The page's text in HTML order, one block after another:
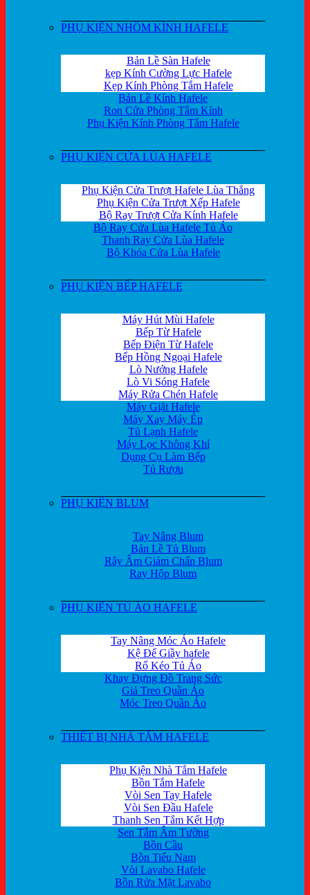
PHỤ KIỆN NHÔM KÍNH HAFELE
Bản Lề Sàn Hafele
kẹp Kính Cường Lực Hafele
Kẹp Kính Phòng Tắm Hafele
Bản Lề Kính Hafele
Ron Cửa Phòng Tắm Kính
Phụ Kiện Kính Phòng Tắm Hafele
PHỤ KIỆN CỬA LÙA HAFELE
Phụ Kiện Cửa Trượt Hafele Lùa Thẳng
Phụ Kiện Cửa Trượt Xếp Hafele
Bộ Ray Trượt Cửa Kính Hafele
Bộ Ray Cửa Lùa Hafele Tủ Áo
Thanh Ray Cửa Lùa Hafele
Bộ Khóa Cửa Lùa Hafele
PHỤ KIỆN BẾP HAFELE
Máy Hút Mùi Hafele
Bếp Từ Hafele
Bếp Điện Từ Hafele
Bếp Hồng Ngoại Hafele
Lò Nướng Hafele
Lò Vi Sóng Hafele
Máy Rửa Chén Hafele
Máy Giặt Hafele
Máy Xay Máy Ép
Tủ Lạnh Hafele
Máy Lọc Không Khí
Dụng Cụ Làm Bếp
Tủ Rượu
PHỤ KIỆN BLUM
Tay Nâng Blum
Bản Lề Tủ Blum
Rây Âm Giảm Chấn Blum
Ray Hộp Blum
PHỤ KIỆN TỦ ÁO HAFELE
Tay Nâng Móc Áo Hafele
Kệ Để Giầy hafele
Rổ Kéo Tủ Áo
Khay Đựng Đồ Trang Sức
Giá Treo Quần Áo
Móc Treo Quần Áo
THIẾT BỊ NHÀ TẮM HAFELE
Phụ Kiện Nhà Tắm Hafele
Bồn Tắm Hafele
Vòi Sen Tay Hafele
Vòi Sen Đầu Hafele
Thanh Sen Tắm Kết Hợp
Sen Tắm Âm Tường
Bồn Cầu
Bồn Tiểu Nam
Vòi Lavabo Hafele
Bồn Rửa Mặt Lavabo